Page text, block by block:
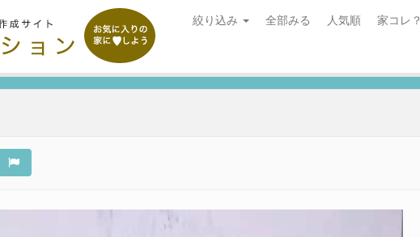
絞り込み 全部みる 人気順 家コレ？